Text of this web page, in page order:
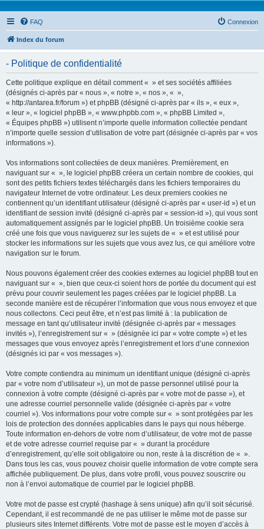
FAQ Connexion
Index du forum
- Politique de confidentialité
Cette politique explique en détail comment « » et ses sociétés affiliées
(désignés ci-après par « nous », « notre », « nos », « »,
« http://antarea.fr/forum ») et phpBB (désigné ci-après par « ils », « eux »,
« leur », « logiciel phpBB », « www.phpbb.com », « phpBB Limited »,
« Équipes phpBB ») utilisent n’importe quelle information collectée pendant
n’importe quelle session d’utilisation de votre part (désignée ci-après par « vos
informations »).
Vos informations sont collectées de deux manières. Premièrement, en
naviguant sur « », le logiciel phpBB créera un certain nombre de cookies, qui
sont des petits fichiers textes téléchargés dans les fichiers temporaires du
navigateur Internet de votre ordinateur. Les deux premiers cookies ne
contiennent qu’un identifiant utilisateur (désigné ci-après par « user-id ») et un
identifiant de session invité (désigné ci-après par « session-id »), qui vous sont
automatiquement assignés par le logiciel phpBB. Un troisième cookie sera
créé une fois que vous naviguerez sur les sujets de « » et est utilisé pour
stocker les informations sur les sujets que vous avez lus, ce qui améliore votre
navigation sur le forum.
Nous pouvons également créer des cookies externes au logiciel phpBB tout en
naviguant sur « », bien que ceux-ci soient hors de portée du document qui est
prévu pour couvrir seulement les pages créées par le logiciel phpBB. La
seconde manière est de récupérer l’information que vous nous envoyez et que
nous collectons. Ceci peut être, et n’est pas limité à : la publication de
message en tant qu’utilisateur invité (désignée ci-après par « messages
invités »), l’enregistrement sur « » (désignée ici par « votre compte ») et les
messages que vous envoyez après l’enregistrement et lors d’une connexion
(désignés ici par « vos messages »).
Votre compte contiendra au minimum un identifiant unique (désigné ci-après
par « votre nom d’utilisateur »), un mot de passe personnel utilisé pour la
connexion à votre compte (désigné ci-après par « votre mot de passe »), et
une adresse courriel personnelle valide (désignée ci-après par « votre
courriel »). Vos informations pour votre compte sur « » sont protégées par les
lois de protection des données applicables dans le pays qui nous héberge.
Toute information en-dehors de votre nom d’utilisateur, de votre mot de passe
et de votre adresse courriel requise par « » durant la procédure
d’enregistrement, qu’elle soit obligatoire ou non, reste à la discrétion de « ».
Dans tous les cas, vous pouvez choisir quelle information de votre compte sera
affichée publiquement. De plus, dans votre profil, vous pouvez souscrire ou
non à l’envoi automatique de courriel par le logiciel phpBB.
Votre mot de passe est crypté (hashage à sens unique) afin qu’il soit sécurisé.
Cependant, il est recommandé de ne pas utiliser le même mot de passe sur
plusieurs sites Internet différents. Votre mot de passe est le moyen d’accès à